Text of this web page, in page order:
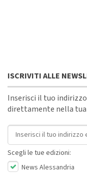
ISCRIVITI ALLE
Inserisci il tuo
direttamente nella
Indirizzo email
Scegli le tue edizioni:
News Alessandria